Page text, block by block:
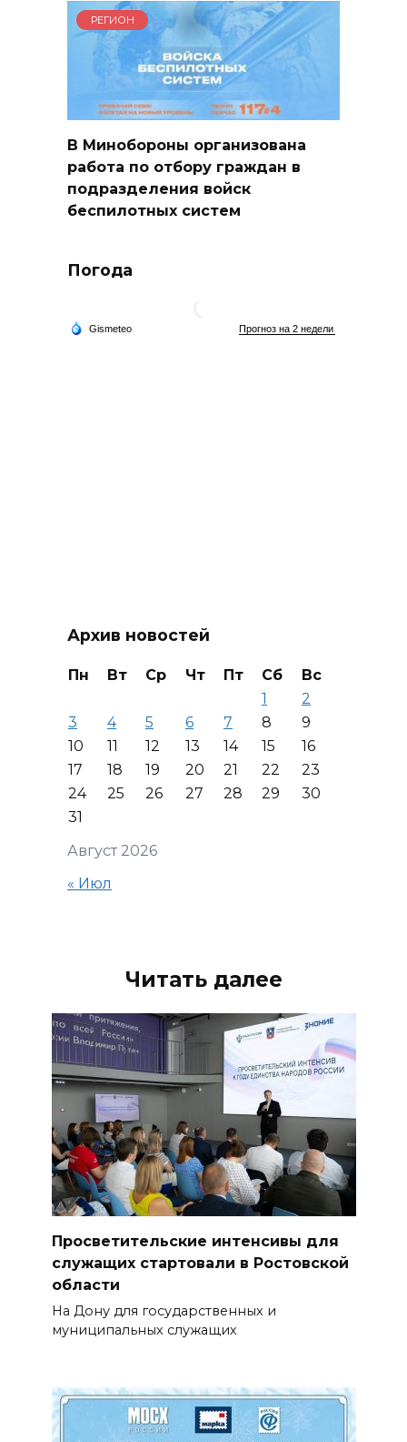
РЕГИОН
В Минобороны организована
работа по отбору граждан в
подразделения войск
беспилотных систем
Погода
Архив новостей
Август 2026
Пн Вт Ср Чт Пт Сб
Вс
1
2
3
4 5 6 7 8
9
10
11 12 13 14 15
16
17
18 19 20 21 22
23
24
25 26 27 28 29
30
31
« Июл
Читать далее
Просветительские интенсивы для
служащих стартовали в Ростовской
области
На Дону для государственных и
муниципальных служащих